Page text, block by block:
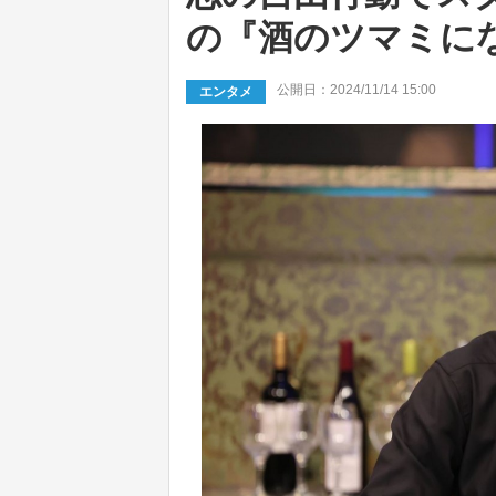
の『酒のツマミに
エンタメ 公開日：2024/11/14 15:00